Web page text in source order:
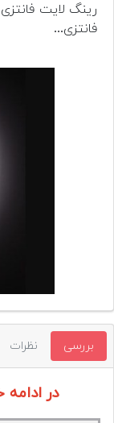
خرید
اقساطی
قیمت
دوربین
بله
رینگ لایت
فانتزی...
بررسی نظرات
در